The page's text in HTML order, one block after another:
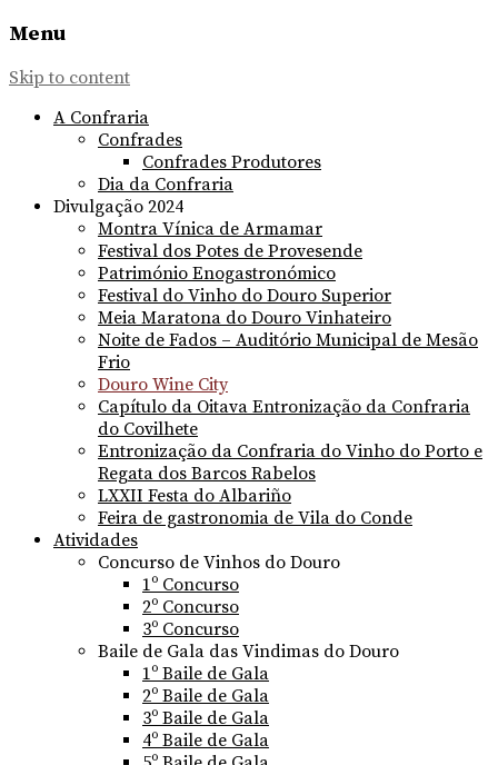
Menu
Skip to content
A Confraria
Confrades
Confrades Produtores
Dia da Confraria
Divulgação 2024
Montra Vínica de Armamar
Festival dos Potes de Provesende
Património Enogastronómico
Festival do Vinho do Douro Superior
Meia Maratona do Douro Vinhateiro
Noite de Fados – Auditório Municipal de Mesão
Frio
Douro Wine City
Capítulo da Oitava Entronização da Confraria
do Covilhete
Entronização da Confraria do Vinho do Porto e
Regata dos Barcos Rabelos
LXXII Festa do Albariño
Feira de gastronomia de Vila do Conde
Atividades
Concurso de Vinhos do Douro
1º Concurso
2º Concurso
3º Concurso
Baile de Gala das Vindimas do Douro
1º Baile de Gala
2º Baile de Gala
3º Baile de Gala
4º Baile de Gala